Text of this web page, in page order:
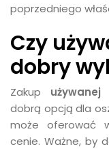
poprzedniego
Czy
dobry
Zakup używanej
dobrą opcją dla
może oferować
cenie. Ważne, by